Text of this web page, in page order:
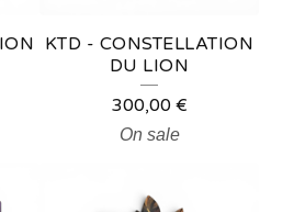
KTD - CONSTELLATION
DU LION
300,00 €
On sale